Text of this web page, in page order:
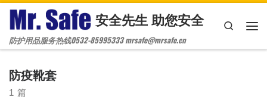
Skip to content 安全先生 助您安全
防护用品服务热线0532-85995333 mrsafe@mrsafe.cn
Search
防疫靴套
1 篇